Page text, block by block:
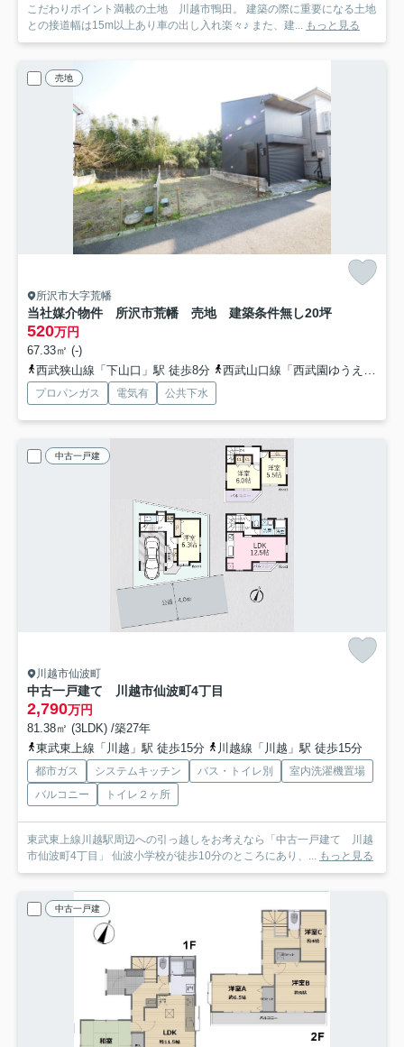
こだわりポイント満載の土地 川越市鴨田。 建築の際に重要になる土地
との接道幅は15m以上あり車の出し入れ楽々♪ また、建... もっと見る
売地
所沢市大字荒幡
当社媒介物件 所沢市荒幡 売地 建築条件無し20坪
520万円
67.33㎡ (-)
西武狭山線「下山口」駅 徒歩8分
西武山口線「西武園ゆうえんち」駅 徒歩25分
プロパンガス 電気有 公共下水
中古一戸建
川越市仙波町
中古一戸建て 川越市仙波町4丁目
2,790万円
81.38㎡ (3LDK) /築27年
東武東上線「川越」駅 徒歩15分
川越線「川越」駅 徒歩15分
都市ガス システムキッチン バス・トイレ別
室内洗濯機置場
バルコニー
トイレ２ヶ所
東武東上線川越駅周辺への引っ越しをお考えなら「中古一戸建て 川越
市仙波町4丁目」 仙波小学校が徒歩10分のところにあり、... もっと見る
中古一戸建